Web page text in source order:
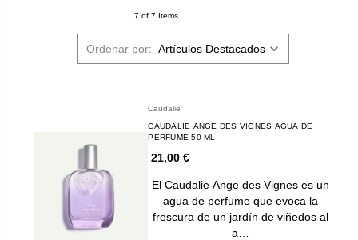
7 of 7 Items
Ordenar por:
Caudalie
CAUDALIE ANGE DES VIGNES AGUA DE
PERFUME 50 ML
21,00 €
El Caudalie Ange des Vignes es un
agua de perfume que evoca la
frescura de un jardín de viñedos al
a…